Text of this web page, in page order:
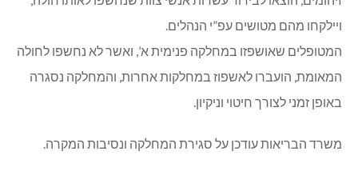
לבידוד של רבים מעובדי צוות המחלקה.
במחלקה פנימית א’ היה מאושפז חולה כבן 80, שהחל לפתח
תסמינים נשימתיים וחלה הידרדרות במצבו.
לאחר שנלקחו ממנו מטושים והוא אובחן כחיובי לקורונה, הועבר
למחלקת הקורונה, שנפתחה מחדש בימים אלו.